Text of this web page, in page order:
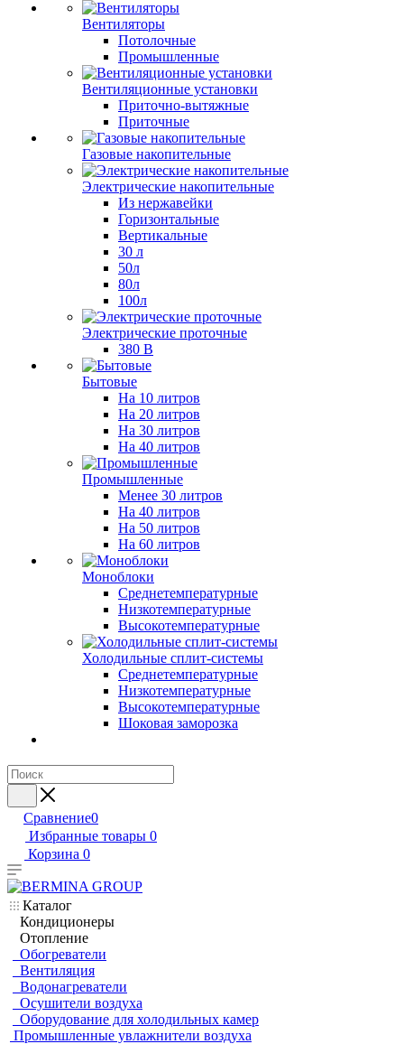
Вентиляторы
Потолочные
Промышленные
Вентиляционные установки
Приточно-вытяжные
Приточные
Газовые накопительные
Электрические накопительные
Из нержавейки
Горизонтальные
Вертикальные
30 л
50л
80л
100л
Электрические проточные
380 В
Бытовые
На 10 литров
На 20 литров
На 30 литров
На 40 литров
Промышленные
Менее 30 литров
На 40 литров
На 50 литров
На 60 литров
Моноблоки
Среднетемпературные
Низкотемпературные
Высокотемпературные
Холодильные сплит-системы
Среднетемпературные
Низкотемпературные
Высокотемпературные
Шоковая заморозка
Сравнение0
Избранные товары 0
Корзина 0
Каталог
Кондиционеры
Отопление
Обогреватели
Вентиляция
Водонагреватели
Осушители воздуха
Оборудование для холодильных камер
Промышленные увлажнители воздуха